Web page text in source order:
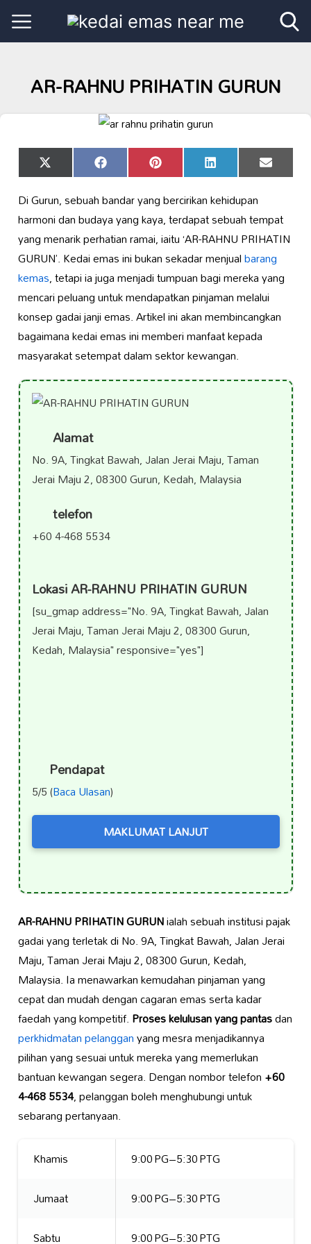
AR-RAHNU PRIHATIN GURUN
Share
on
X
(Twitter)
Share
on
Facebook Share
on
Pinterest Share
on
LinkedIn Share
on
Email
Di Gurun, sebuah bandar yang bercirikan kehidupan
harmoni dan budaya yang kaya, terdapat sebuah tempat
yang menarik perhatian ramai, iaitu ‘AR-RAHNU PRIHATIN
GURUN’. Kedai emas ini bukan sekadar menjualbarang
kemas, tetapi ia juga menjadi tumpuan bagi mereka yang
mencari peluang untuk mendapatkan pinjaman melalui
konsep gadai janji emas. Artikel ini akan membincangkan
bagaimana kedai emas ini memberi manfaat kepada
masyarakat setempat dalam sektor kewangan.
Alamat
No. 9A, Tingkat Bawah, Jalan Jerai Maju, Taman
Jerai Maju 2, 08300 Gurun, Kedah, Malaysia
telefon
+60 4-468 5534
Lokasi AR-RAHNU PRIHATIN GURUN
[su_gmap address="No. 9A, Tingkat Bawah, Jalan
Jerai Maju, Taman Jerai Maju 2, 08300 Gurun,
Kedah, Malaysia" responsive="yes"]
Pendapat
5/5 (Baca Ulasan)
MAKLUMAT LANJUT
AR-RAHNU PRIHATIN GURUNialah sebuah institusi pajak
gadai yang terletak di No. 9A, Tingkat Bawah, Jalan Jerai
Maju, Taman Jerai Maju 2, 08300 Gurun, Kedah,
Malaysia. Ia menawarkan kemudahan pinjaman yang
cepat dan mudah dengan cagaran emas serta kadar
faedah yang kompetitif.Proses kelulusan yang pantasdan
perkhidmatan pelangganyang mesra menjadikannya
pilihan yang sesuai untuk mereka yang memerlukan
bantuan kewangan segera. Dengan nombor telefon+60
4-468 5534, pelanggan boleh menghubungi untuk
sebarang pertanyaan.
Khamis
9:00 PG–5:30 PTG
Jumaat
9:00 PG–5:30 PTG
Sabtu
9:00 PG–5:30 PTG